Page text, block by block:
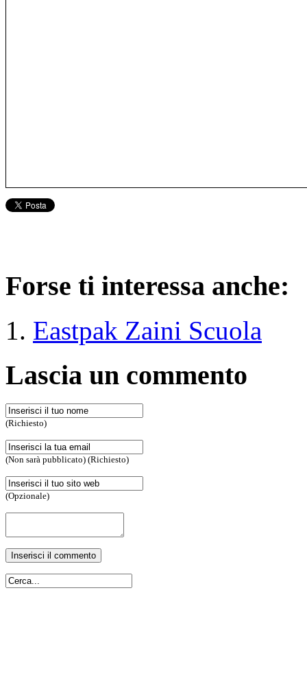
Forse ti interessa anche:
Eastpak Zaini Scuola
Lascia un commento
(Richiesto)
(Non sarà pubblicato) (Richiesto)
(Opzionale)